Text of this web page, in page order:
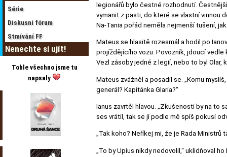
Série
Diskusní fórum
Stmívání FF
Nenechte si ujít!
Tohle všechno jsme tu
napsaly
legionářů bylo čestné rozhodnutí.
vymanit z pasti, do které se vlastní vinnou
Na-Tania pořád neměla nejmenší tušení,
Mateus se hlasitě rozesmál a hodil po
projíždějícího vozu. Povozník, jdoucí vedle
Vezl zásoby jedné z legií, nebo to byl
Mateus zvážněl a posadil se. „Komu
generál? Kapitánka Glaria?“
Ianus zavrtěl hlavou. „Zkušenosti by na to
ses vrátil, tak se jí podle mě spíš pokusí
„Tak koho? Neříkej mi, že je Rada
„To by Upius nikdy nedovolil,“ uklidňoval